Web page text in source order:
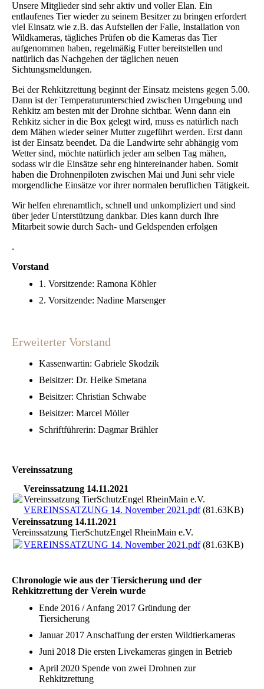
Unsere Mitglieder sind sehr aktiv und voller Elan. Ein
entlaufenes Tier wieder zu seinem Besitzer zu bringen erfordert
viel Einsatz wie z.B. das Aufstellen der Falle, Installation von
Wildkameras, tägliches Prüfen ob die Kameras das Tier
aufgenommen haben, regelmäßig Futter bereitstellen und
natürlich das Nachgehen der täglichen neuen
Sichtungsmeldungen.
Bei der Rehkitzrettung beginnt der Einsatz meistens gegen 5.00.
Dann ist der Temperaturunterschied zwischen Umgebung und
Rehkitz am besten mit der Drohne sichtbar. Wenn dann ein
Rehkitz sicher in die Box gelegt wird, muss es natürlich nach
dem Mähen wieder seiner Mutter zugeführt werden. Erst dann
ist der Einsatz beendet. Da die Landwirte sehr abhängig vom
Wetter sind, möchte natürlich jeder am selben Tag mähen,
sodass wir die Einsätze sehr eng hintereinander haben. Somit
haben die Drohnenpiloten zwischen Mai und Juni sehr viele
morgendliche Einsätze vor ihrer normalen beruflichen Tätigkeit.
Wir helfen ehrenamtlich, schnell und unkompliziert und sind
über jeder Unterstützung dankbar. Dies kann durch Ihre
Mitarbeit sowie durch Sach- und Geldspenden erfolgen
.
Vorstand
1. Vorsitzende: Ramona Köhler
2. Vorsitzende: Nadine Marsenger
Erweiterter Vorstand
Kassenwartin: Gabriele Skodzik
Beisitzer: Dr. Heike Smetana
Beisitzer: Christian Schwabe
Beisitzer: Marcel Möller
Schriftführerin: Dagmar Brähler
Vereinssatzung
Vereinssatzung 14.11.2021
Vereinssatzung TierSchutzEngel RheinMain e.V.
VEREINSSATZUNG 14. November 2021.pdf(81.63KB)
Vereinssatzung 14.11.2021
Vereinssatzung TierSchutzEngel RheinMain e.V.
VEREINSSATZUNG 14. November 2021.pdf(81.63KB)
Chronologie wie aus der Tiersicherung und der
Rehkitzrettung der Verein wurde
Ende 2016 / Anfang 2017 Gründung der
Tiersicherung
Januar 2017 Anschaffung der ersten Wildtierkameras
Juni 2018 Die ersten Livekameras gingen in Betrieb
April 2020 Spende von zwei Drohnen zur
Rehkitzrettung